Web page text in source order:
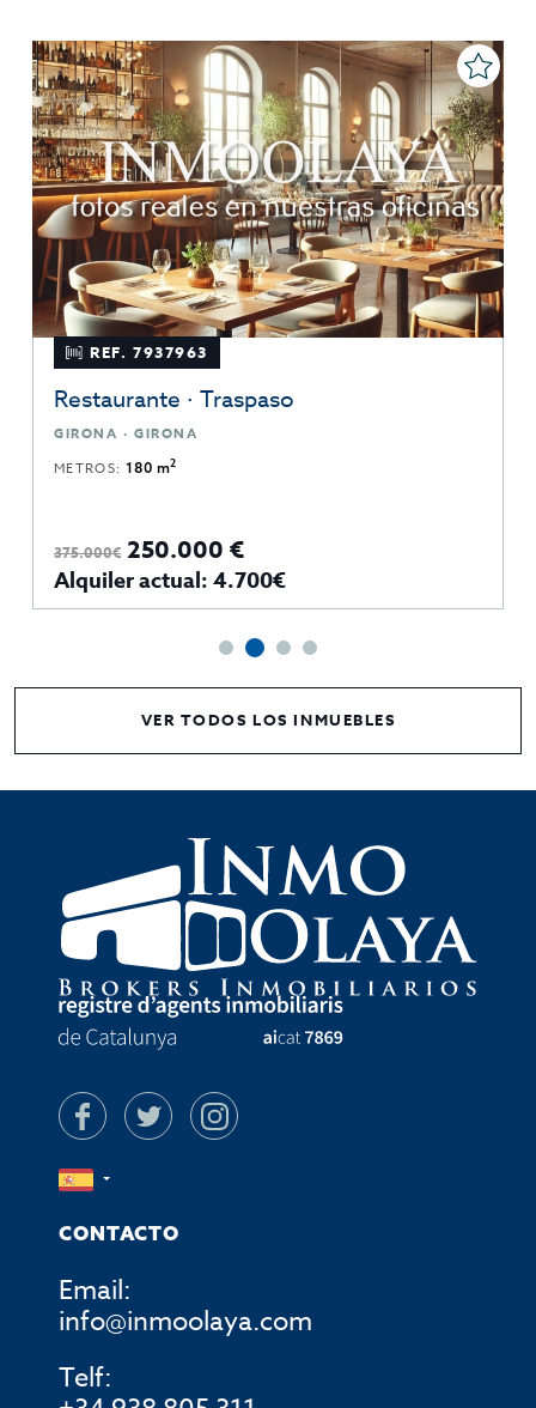
REF. 7937963
Restaurante · Traspaso
GIRONA · GIRONA
METROS:180 m2
375.000€ 250.000 €
Alquiler actual: 4.700€
VER TODOS LOS INMUEBLES
CONTACTO
Email:
info@inmoolaya.com
Telf: